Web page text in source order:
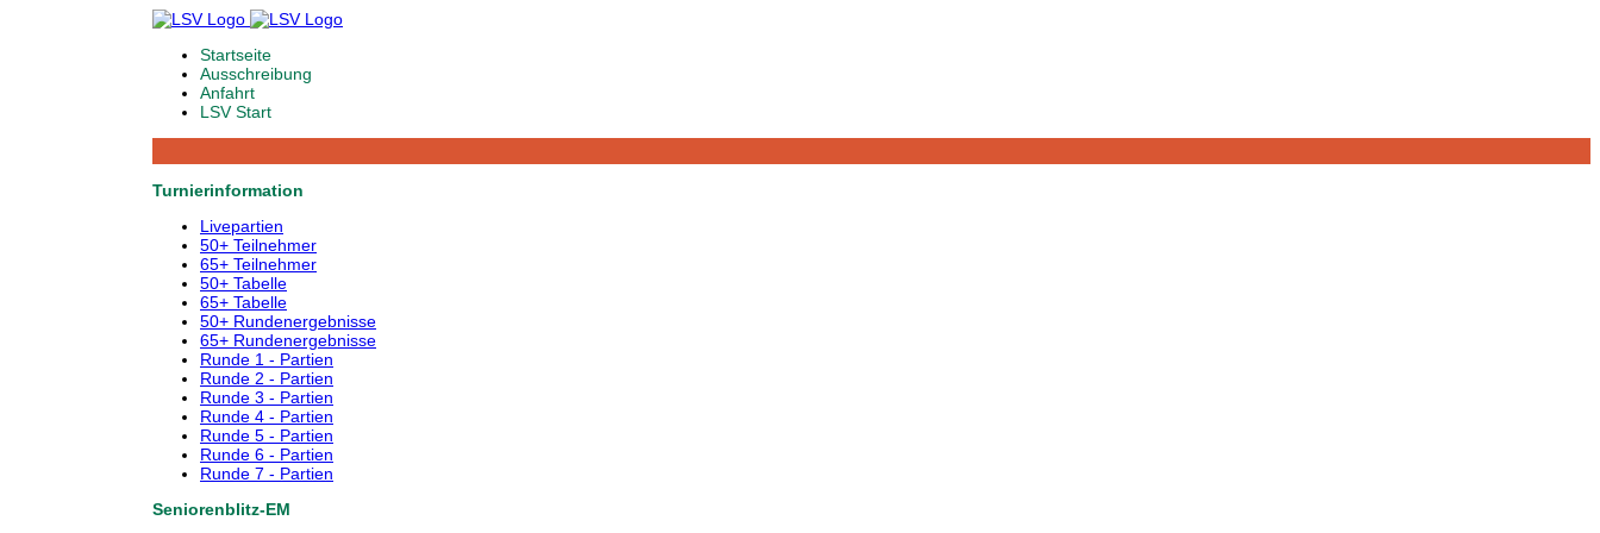
Startseite
Ausschreibung
Anfahrt
LSV Start
Turnierinformation
Livepartien
50+ Teilnehmer
65+ Teilnehmer
50+ Tabelle
65+ Tabelle
50+ Rundenergebnisse
65+ Rundenergebnisse
Runde 1 - Partien
Runde 2 - Partien
Runde 3 - Partien
Runde 4 - Partien
Runde 5 - Partien
Runde 6 - Partien
Runde 7 - Partien
Seniorenblitz-EM